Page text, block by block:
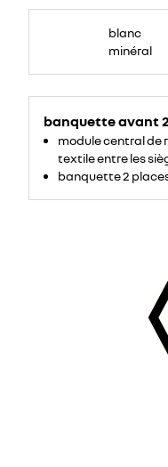
blanc
minéral
banquette avant
module central de
textile entre les
banquette 2